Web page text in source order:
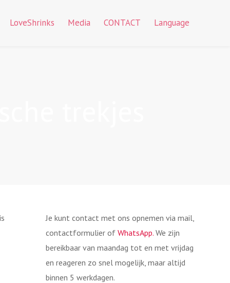
LoveShrinks Media CONTACT Language
Je kunt contact met ons opnemen via mail,
contactformulier of WhatsApp.We zijn
bereikbaar van maandag tot en met vrijdag
en reageren zo snel mogelijk, maar altijd
binnen 5 werkdagen.